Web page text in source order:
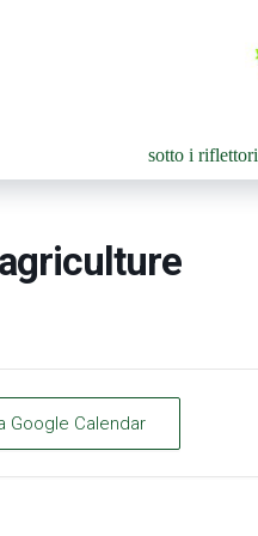
sotto i riflettori
Google Calendar